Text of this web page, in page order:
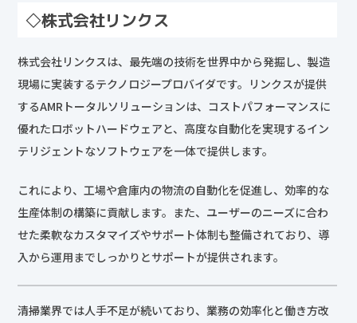
◇株式会社リンクス
株式会社リンクスは、最先端の技術を世界中から発掘し、製造
現場に実装するテクノロジープロバイダです。リンクスが提供
するAMRトータルソリューションは、コストパフォーマンスに
優れたロボットハードウェアと、高度な自動化を実現するイン
テリジェントなソフトウェアを一体で提供します。
これにより、工場や倉庫内の物流の自動化を促進し、効率的な
生産体制の構築に貢献します。また、ユーザーのニーズに合わ
せた柔軟なカスタマイズやサポート体制も整備されており、導
入から運用までしっかりとサポートが提供されます。
清掃業界では人手不足が続いており、業務の効率化と働き方改